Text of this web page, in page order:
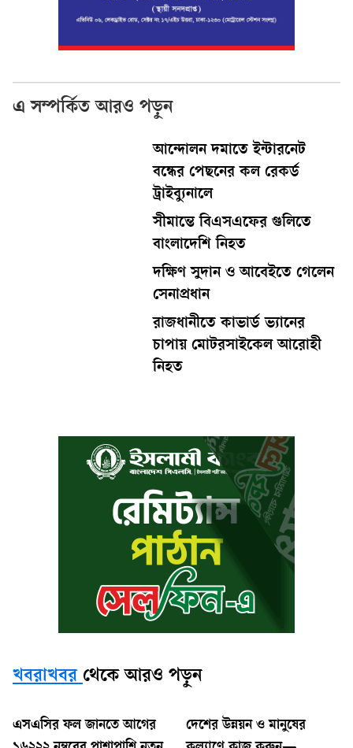
এ সম্পর্কিত আরও পড়ুন
আন্দোলন দমাতে ইন্টারনেট
বন্ধের পেছনের কল রেকর্ড
ট্রাইব্যুনালে
সীমান্তে বিএসএফের গুলিতে
বাংলাদেশি নিহত
দক্ষিণ সুদান ও আবেইতে গেলেন
সেনাপ্রধান
রাজধানীতে কাভার্ড ভ্যানের
চাপায় মোটরসাইকেল আরোহী
নিহত
খবরাখবর থেকে আরও পড়ুন
এসএসির ফল জানতে আগের
দেশের উন্নয়ন ও মানুষের